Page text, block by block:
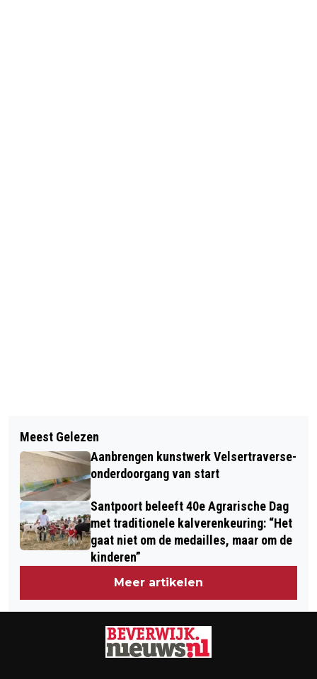
STATIEGELD BULKMACHINE IN
BEVERWIJK GEOPEND; ZAKKEN VOL
PLASTIC FLESJES EN BLIKJES IN ÉÉN
KEER IN DE MACHINE
HONDERDDUIZENDEN MENSEN VIEREN
BURENDAG
Meest Gelezen
Aanbrengen kunstwerk Velsertraverse-
onderdoorgang van start
Santpoort beleeft 40e Agrarische Dag
met traditionele kalverenkeuring: “Het
gaat niet om de medailles, maar om de
kinderen”
Meer artikelen